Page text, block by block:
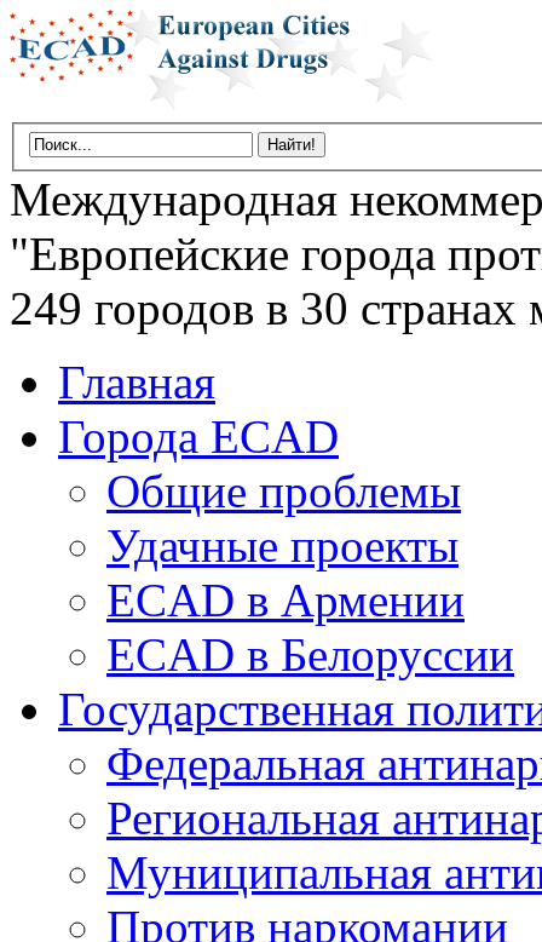
Международная
"Европейские города
249 городов в 30
Главная
Города ECAD
Общие проблемы
Удачные проекты
ECAD в Армении
ECAD в Белоруссии
Государственная
Федеральная
Региональная
Муниципальная
Против наркомании